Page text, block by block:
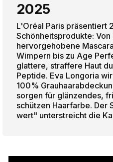
2025
L'Oréal Paris präsentiert
Schönheitsprodukte:
hervorgehobene
Wimpern bis zu Age
glattere, straffere Haut
Peptide. Eva Longoria
100%
sorgen für glänzendes,
schützen Haarfarbe. Der
wert" unterstreicht die